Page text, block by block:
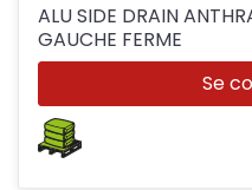
ALU SIDE DRAIN
GAUCHE FERME
Se